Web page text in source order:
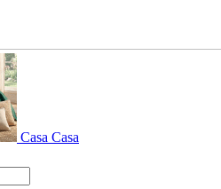
Casa Casa